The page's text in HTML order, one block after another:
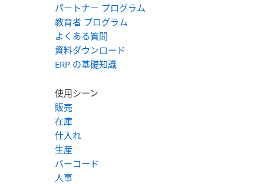
パートナー プログラム
教育者 プログラム
よくある質問
資料ダウンロード
ERP の基礎知識
使用シーン
販売
在庫
仕入れ
生産
バーコード
人事